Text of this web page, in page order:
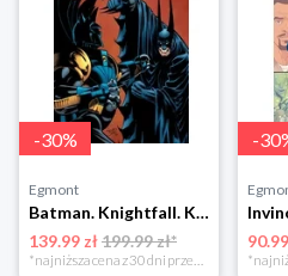
-30%
Egmont
Batman. Knightfall. Koniec Mrocznych Rycerzy. Tom 4 Egmont
139.99 zł199.99 zł*
*najniższa cena z 30 dni przed obniżką
-30